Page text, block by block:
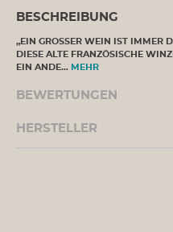
BESCHREIBUNG
„EIN GROSSER WEIN IST IMMER
IESE ALTE FRANZÖSISCHE
IN ANDE… MEHR
BEWERTUNGEN
HERSTELLER